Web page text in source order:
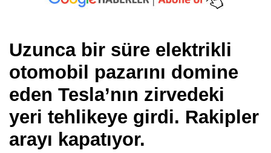
Uzunca bir süre elektrikli
otomobil pazarını domine
eden Tesla’nın zirvedeki
yeri tehlikeye girdi. Rakipler
arayı kapatıyor.